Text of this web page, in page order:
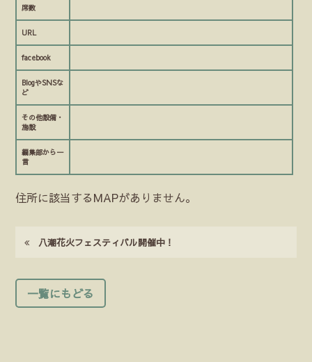
席数
URL
facebook
BlogやSNSな
ど
その他設備・
施設
編集部から一
言
住所に該当するMAPがありません。
八潮花火フェスティバル開催中！
一覧にもどる